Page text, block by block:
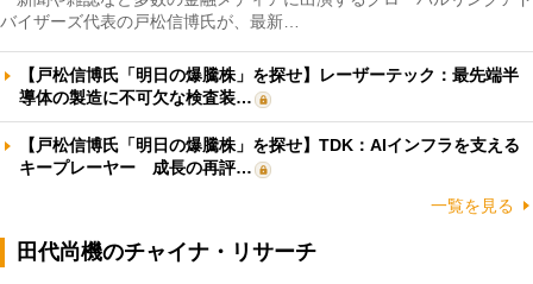
バイザーズ代表の戸松信博氏が、最新…
【戸松信博氏「明日の爆騰株」を探せ】レーザーテック：最先端半
導体の製造に不可欠な検査装…
【戸松信博氏「明日の爆騰株」を探せ】TDK：AIインフラを支える
キープレーヤー 成長の再評…
一覧を見る
田代尚機のチャイナ・リサーチ